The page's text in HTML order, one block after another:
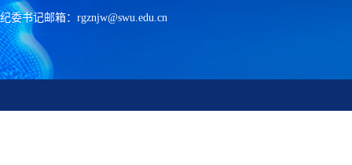
纪委书记邮箱：rgznjw@swu.edu.cn